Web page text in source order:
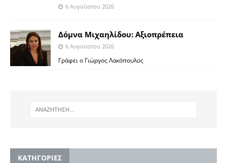
6 Αυγούστου 2026
Δόμνα Μιχαηλίδου: Αξιοπρέπεια
6 Αυγούστου 2026
Γράφει ο Γιώργος Λακόπουλος
KΑΤΗΓΟΡΙΕΣ